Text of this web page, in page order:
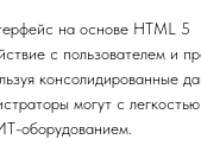
на основе HTML 5
с пользователем и
консолидированные
могут с легкостью
оборудованием.